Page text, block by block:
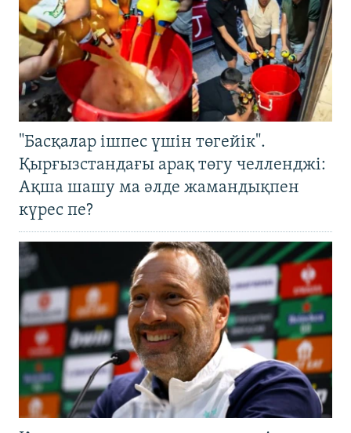
"Басқалар ішпес үшін төгейік".
Қырғызстандағы арақ төгу челленджі:
Ақша шашу ма әлде жамандықпен
күрес пе?